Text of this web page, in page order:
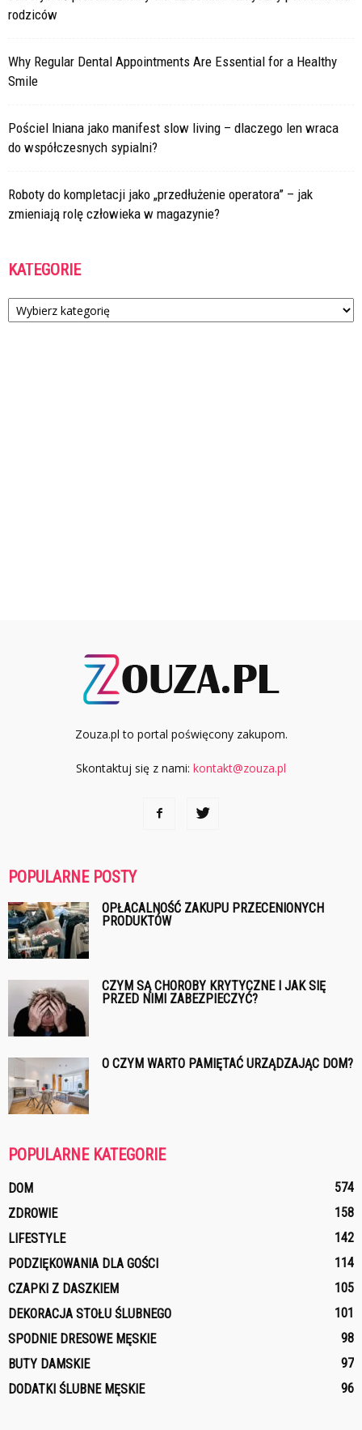
rodziców
Why Regular Dental Appointments Are Essential for a Healthy
Smile
Pościel lniana jako manifest slow living – dlaczego len wraca
do współczesnych sypialni?
Roboty do kompletacji jako „przedłużenie operatora” – jak
zmieniają rolę człowieka w magazynie?
KATEGORIE
Kategorie
Zouza.pl to portal poświęcony zakupom.
Skontaktuj się z nami: kontakt@zouza.pl
POPULARNE POSTY
OPŁACALNOŚĆ ZAKUPU PRZECENIONYCH
PRODUKTÓW
CZYM SĄ CHOROBY KRYTYCZNE I JAK SIĘ
PRZED NIMI ZABEZPIECZYĆ?
O CZYM WARTO PAMIĘTAĆ URZĄDZAJĄC DOM?
POPULARNE KATEGORIE
DOM
574
ZDROWIE
158
LIFESTYLE
142
PODZIĘKOWANIA DLA GOŚCI
114
CZAPKI Z DASZKIEM
105
DEKORACJA STOŁU ŚLUBNEGO
101
SPODNIE DRESOWE MĘSKIE
98
BUTY DAMSKIE
97
DODATKI ŚLUBNE MĘSKIE
96